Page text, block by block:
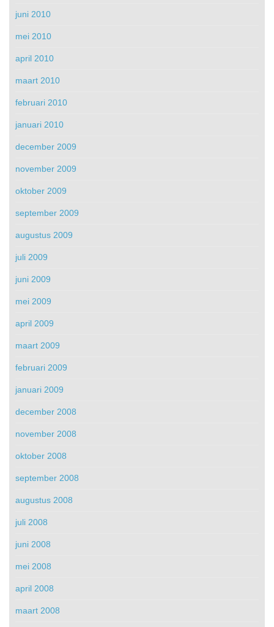
juni 2010
mei 2010
april 2010
maart 2010
februari 2010
januari 2010
december 2009
november 2009
oktober 2009
september 2009
augustus 2009
juli 2009
juni 2009
mei 2009
april 2009
maart 2009
februari 2009
januari 2009
december 2008
november 2008
oktober 2008
september 2008
augustus 2008
juli 2008
juni 2008
mei 2008
april 2008
maart 2008